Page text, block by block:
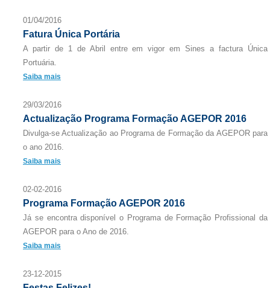
01/04/2016
Fatura Única Portária
A partir de 1 de Abril entre em vigor em Sines a factura Única
Portuária.
Saiba mais
29/03/2016
Actualização Programa Formação AGEPOR 2016
Divulga-se Actualização ao Programa de Formação da AGEPOR para
o ano 2016.
Saiba mais
02-02-2016
Programa Formação AGEPOR 2016
Já se encontra disponível o Programa de Formação Profissional da
AGEPOR para o Ano de 2016.
Saiba mais
23-12-2015